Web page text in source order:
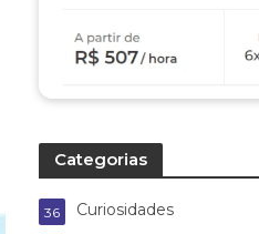
Categorias
Curiosidades
36